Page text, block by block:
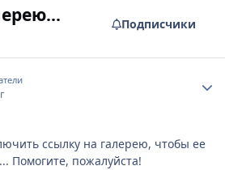
Подписчики
ссылку на галерею, чтобы ее
Помогите, пожалуйста!